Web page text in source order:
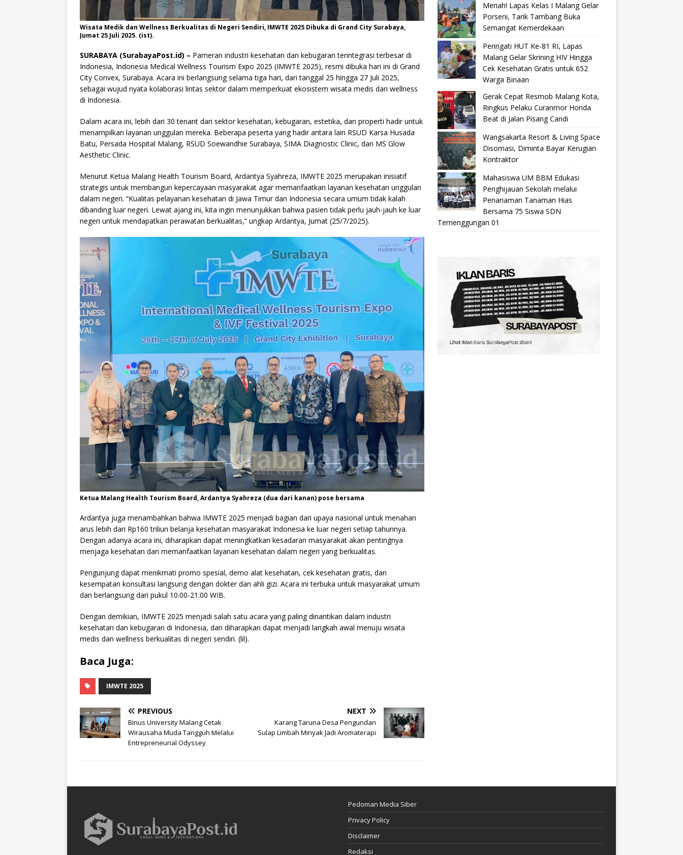
Wisata Medik dan Wellness Berkualitas di Negeri Sendiri, IMWTE 2025 Dibuka di Grand City Surabaya,
Jumat 25 Juli 2025. (ist).
SURABAYA (SurabayaPost.id) – Pameran industri kesehatan dan kebugaran terintegrasi terbesar di
Indonesia, Indonesia Medical Wellness Tourism Expo 2025 (IMWTE 2025), resmi dibuka hari ini di Grand
City Convex, Surabaya. Acara ini berlangsung selama tiga hari, dari tanggal 25 hingga 27 Juli 2025,
sebagai wujud nyata kolaborasi lintas sektor dalam memperkuat ekosistem wisata medis dan wellness
di Indonesia.
Dalam acara ini, lebih dari 30 tenant dari sektor kesehatan, kebugaran, estetika, dan properti hadir untuk
menampilkan layanan unggulan mereka. Beberapa peserta yang hadir antara lain RSUD Karsa Husada
Batu, Persada Hospital Malang, RSUD Soewandhie Surabaya, SIMA Diagnostic Clinic, dan MS Glow
Aesthetic Clinic.
Menurut Ketua Malang Health Tourism Board, Ardantya Syahreza, IMWTE 2025 merupakan inisiatif
strategis untuk membangun kepercayaan masyarakat agar memanfaatkan layanan kesehatan unggulan
dalam negeri. “Kualitas pelayanan kesehatan di Jawa Timur dan Indonesia secara umum tidak kalah
dibanding luar negeri. Lewat ajang ini, kita ingin menunjukkan bahwa pasien tidak perlu jauh-jauh ke luar
negeri untuk mendapatkan perawatan berkualitas,” ungkap Ardantya, Jumat (25/7/2025).
Ketua Malang Health Tourism Board, Ardantya Syahreza (dua dari kanan) pose bersama
Ardantya juga menambahkan bahwa IMWTE 2025 menjadi bagian dari upaya nasional untuk menahan
arus lebih dari Rp160 triliun belanja kesehatan masyarakat Indonesia ke luar negeri setiap tahunnya.
Dengan adanya acara ini, diharapkan dapat meningkatkan kesadaran masyarakat akan pentingnya
menjaga kesehatan dan memanfaatkan layanan kesehatan dalam negeri yang berkualitas.
Pengunjung dapat menikmati promo spesial, demo alat kesehatan, cek kesehatan gratis, dan
kesempatan konsultasi langsung dengan dokter dan ahli gizi. Acara ini terbuka untuk masyarakat umum
dan berlangsung dari pukul 10.00-21.00 WIB.
Dengan demikian, IMWTE 2025 menjadi salah satu acara yang paling dinantikan dalam industri
kesehatan dan kebugaran di Indonesia, dan diharapkan dapat menjadi langkah awal menuju wisata
medis dan wellness berkualitas di negeri sendiri. (lil).
Baca Juga:
IMWTE 2025
PREVIOUS
Binus University Malang Cetak
Wirausaha Muda Tangguh Melalui
Entrepreneurial Odyssey
NEXT
Karang Taruna Desa Pengundan
Sulap Limbah Minyak Jadi Aromaterapi
Meriah! Lapas Kelas I Malang Gelar
Porseni, Tarik Tambang Buka
Semangat Kemerdekaan
Peringati HUT Ke-81 RI, Lapas
Malang Gelar Skrining HIV Hingga
Cek Kesehatan Gratis untuk 652
Warga Binaan
Gerak Cepat Resmob Malang Kota,
Ringkus Pelaku Curanmor Honda
Beat di Jalan Pisang Candi
Wangsakarta Resort & Living Space
Disomasi, Diminta Bayar Kerugian
Kontraktor
Mahasiswa UM BBM Edukasi
Penghijauan Sekolah melalui
Penanaman Tanaman Hias
Bersama 75 Siswa SDN
Temenggungan 01
Pedoman Media Siber
Privacy Policy
Disclaimer
Redaksi